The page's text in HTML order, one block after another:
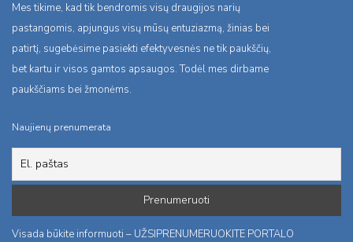
Mes tikime, kad tik bendromis visų draugijos narių
pastangomis, apjungus visų mūsų entuziazmą, žinias bei
patirtį, sugebėsime pasiekti efektyvesnės ne tik paukščių,
bet kartu ir visos gamtos apsaugos. Todėl mes dirbame
paukščiams bei žmonėms.
Naujienų prenumerata
Visada būkite informuoti – UŽSIPRENUMERUOKITE PORTALO